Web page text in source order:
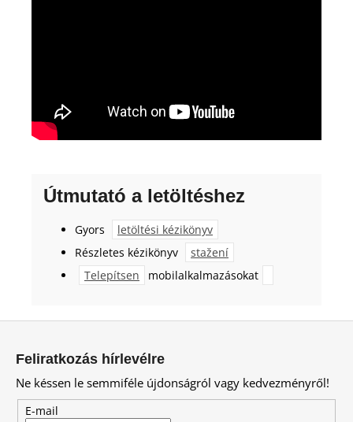
Útmutató a letöltéshez
Gyors
letöltési kézikönyv
Részletes kézikönyv
stažení
Telepítsen
mobilalkalmazásokat
Feliratkozás hírlevélre
Ne késsen le semmiféle újdonságról vagy kedvezményről!
E-mail